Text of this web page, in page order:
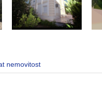
nemovitost